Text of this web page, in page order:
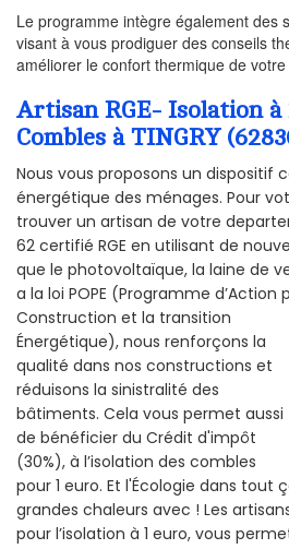
Le programme intègre également des
visant à vous prodiguer des conseils
améliorer le confort thermique de
Artisan RGE- Isolation
Combles à TINGRY
Nous vous proposons un dispositif
énergétique des ménages. Pour
trouver un artisan de votre
62 certifié RGE en utilisant de
que le photovoltaïque, la laine de
a la loi POPE (Programme d’Action
Construction et la transition
Énergétique), nous renforçons la
qualité dans nos constructions et
réduisons la sinistralité des
bâtiments. Cela vous permet aussi
de bénéficier du Crédit d'impôt
(30%), à l’isolation des combles
pour 1 euro. Et l'Écologie dans tout
grandes chaleurs avec ! Les
pour l’isolation à 1 euro, vous